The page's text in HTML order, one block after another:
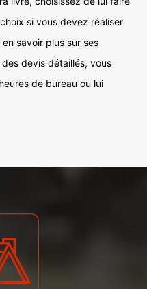
si vous devez réaliser
savoir plus sur ses
devis détaillés, vous
de bureau ou lui